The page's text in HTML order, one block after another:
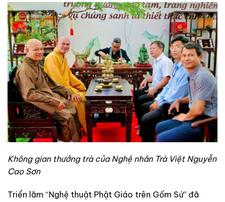
Không gian thưởng trà của Nghệ nhân Trà Việt Nguyễn
Cao Sơn
Triển lãm “Nghệ thuật Phật Giáo trên Gốm Sứ” đã